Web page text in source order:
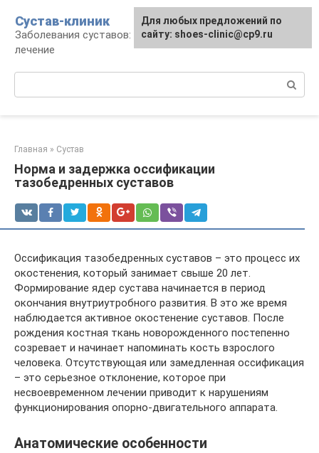
контенту
Сустав-клиник
Заболевания суставов: профилактика и
лечение
Главная » Сустав
Норма и задержка оссификации
тазобедренных суставов
Оссификация тазобедренных суставов – это процесс их
окостенения, который занимает свыше 20 лет.
Формирование ядер сустава начинается в период
окончания внутриутробного развития. В это же время
наблюдается активное окостенение суставов. После
рождения костная ткань новорожденного постепенно
созревает и начинает напоминать кость взрослого
человека. Отсутствующая или замедленная оссификация
– это серьезное отклонение, которое при
несвоевременном лечении приводит к нарушениям
функционирования опорно-двигательного аппарата.
Анатомические особенности
Для любых предложений по
сайту: shoes-clinic@cp9.ru